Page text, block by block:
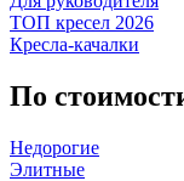
ТОП кресел 2026
Кресла-качалки
По
Недорогие
Элитные